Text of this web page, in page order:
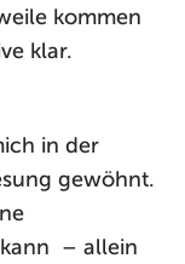
kommen
klar.
in der
gewöhnt.
– allein